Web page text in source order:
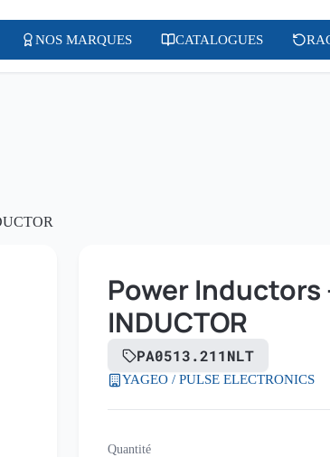
NOS MARQUES CATALOGUES
Power Inductors
INDUCTOR
PA0513.211NLT
YAGEO / PULSE ELECTRONICS
Quantité